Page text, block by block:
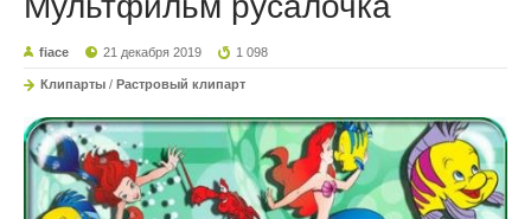
fiace 21 декабря 2019 1 098
Клипарты / Растровый клипарт